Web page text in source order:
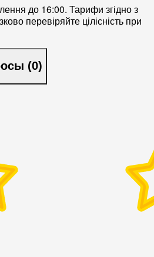
до 16:00. Тарифи згідно з
перевіряйте цілісність при
(0)